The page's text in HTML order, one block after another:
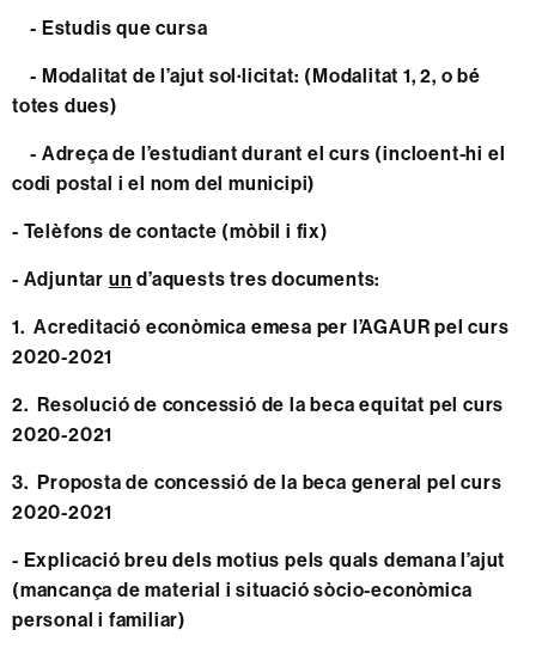
- Estudis que cursa
- Modalitat de l’ajut sol·licitat: (Modalitat 1, 2, o bé
totes dues)
- Adreça de l’estudiant durant el curs (incloent-hi el
codi postal i el nom del municipi)
- Telèfons de contacte (mòbil i fix)
- Adjuntar un d’aquests tres documents:
1. Acreditació econòmica emesa per l’AGAUR pel curs
2020-2021
2. Resolució de concessió de la beca equitat pel curs
2020-2021
3. Proposta de concessió de la beca general pel curs
2020-2021
- Explicació breu dels motius pels quals demana l’ajut
(mancança de material i situació sòcio-econòmica
personal i familiar)